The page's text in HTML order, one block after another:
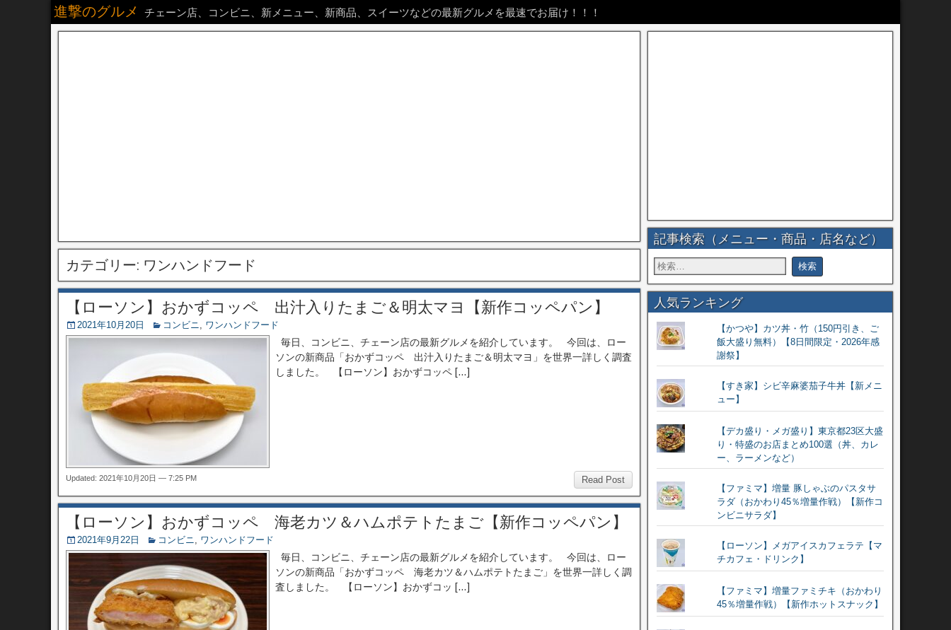
進撃のグルメ チェーン店、コンビニ、新メニュー、新商品、スイーツなどの最新グルメを最速でお届け！！！
カテゴリー: ワンハンドフード
【ローソン】おかずコッペ 出汁入りたまご＆明太マヨ【新作コッペパン】
2021年10月20日 コンビニ, ワンハンドフード
毎日、コンビニ、チェーン店の最新グルメを紹介しています。 今回は、ロー
ソンの新商品「おかずコッペ 出汁入りたまご＆明太マヨ」を世界一詳しく調査
しました。 【ローソン】おかずコッペ […]
Read Post
Updated: 2021年10月20日 — 7:25 PM
【ローソン】おかずコッペ 海老カツ＆ハムポテトたまご【新作コッペパン】
2021年9月22日 コンビニ, ワンハンドフード
毎日、コンビニ、チェーン店の最新グルメを紹介しています。 今回は、ロー
ソンの新商品「おかずコッペ 海老カツ＆ハムポテトたまご」を世界一詳しく調
査しました。 【ローソン】おかずコッ […]
記事検索（メニュー・商品・店名など）
人気ランキング
【かつや】カツ丼・竹（150円引き、ご
飯大盛り無料）【8日間限定・2026年感
謝祭】
【すき家】シビ辛麻婆茄子牛丼【新メニ
ュー】
【デカ盛り・メガ盛り】東京都23区大盛
り・特盛のお店まとめ100選（丼、カレ
ー、ラーメンなど）
【ファミマ】増量 豚しゃぶのパスタサ
ラダ（おかわり45％増量作戦）【新作コ
ンビニサラダ】
【ローソン】メガアイスカフェラテ【マ
チカフェ・ドリンク】
【ファミマ】増量ファミチキ（おかわり
45％増量作戦）【新作ホットスナック】